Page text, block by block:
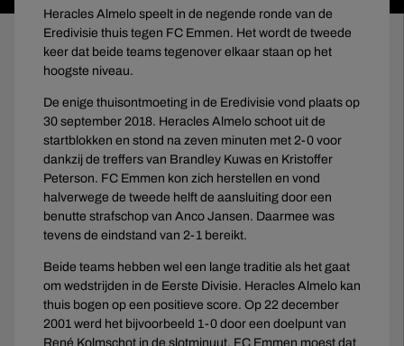
Heracles Almelo speelt in de negende ronde van de
Eredivisie thuis tegen FC Emmen. Het wordt de tweede
keer dat beide teams tegenover elkaar staan op het
hoogste niveau.
De enige thuisontmoeting in de Eredivisie vond plaats op
30 september 2018. Heracles Almelo schoot uit de
startblokken en stond na zeven minuten met 2-0 voor
dankzij de treffers van Brandley Kuwas en Kristoffer
Peterson. FC Emmen kon zich herstellen en vond
halverwege de tweede helft de aansluiting door een
benutte strafschop van Anco Jansen. Daarmee was
tevens de eindstand van 2-1 bereikt.
Beide teams hebben wel een lange traditie als het gaat
om wedstrijden in de Eerste Divisie. Heracles Almelo kan
thuis bogen op een positieve score. Op 22 december
2001 werd het bijvoorbeeld 1-0 door een doelpunt van
René Kolmschot in de slotminuut. FC Emmen moest dat